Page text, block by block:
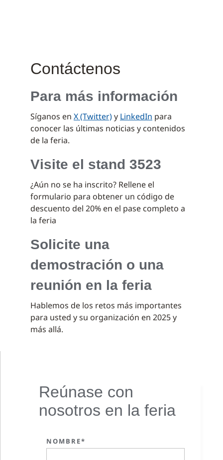
Contáctenos
Para más información
Síganos en X (Twitter)y LinkedIn para
conocer las últimas noticias y contenidos
de la feria.
Visite el stand 3523
¿Aún no se ha inscrito? Rellene el
formulario para obtener un código de
descuento del 20% en el pase completo a
la feria
Solicite una
demostración o una
reunión en la feria
Hablemos de los retos más importantes
para usted y su organización en 2025 y
más allá.
Reúnase con
nosotros en la feria
NOMBRE*